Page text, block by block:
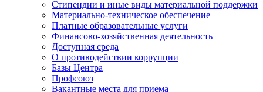
Стипендии и иные виды материальной поддержки
Материально-техническое обеспечение
Платные образовательные услуги
Финансово-хозяйственная деятельность
Доступная среда
О противодействии коррупции
Базы Центра
Профсоюз
Вакантные места для приема